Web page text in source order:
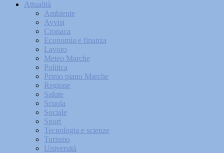
Attualità
Ambiente
Avvisi
Cronaca
Economia e finanza
Lavoro
Meteo Marche
Politica
Primo piano Marche
Regione
Salute
Scuola
Sociale
Sport
Tecnologia e scienze
Turismo
Università